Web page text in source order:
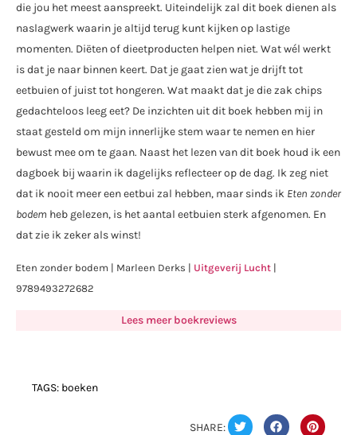
die jou het meest aanspreekt. Uiteindelijk zal dit boek dienen als
naslagwerk waarin je altijd terug kunt kijken op lastige
momenten. Diëten of dieetproducten helpen niet. Wat wél werkt
is dat je naar binnen keert. Dat je gaat zien wat je drijft tot
eetbuien of juist tot hongeren. Wat maakt dat je die zak chips
gedachteloos leeg eet? De inzichten uit dit boek hebben mij in
staat gesteld om mijn innerlijke stem waar te nemen en hier
bewust mee om te gaan. Naast het lezen van dit boek houd ik een
dagboek bij waarin ik dagelijks reflecteer op de dag. Ik zeg niet
dat ik nooit meer een eetbui zal hebben, maar sinds ik Eten zonder
bodem heb gelezen, is het aantal eetbuien sterk afgenomen. En
dat zie ik zeker als winst!
Eten zonder bodem | Marleen Derks | Uitgeverij Lucht |
9789493272682
Lees meer boekreviews
TAGS: boeken
SHARE: